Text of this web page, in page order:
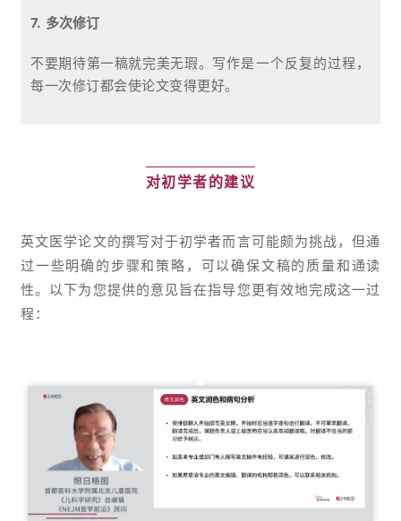
7. 多次修订
不要期待第一稿就完美无瑕。 写作是一个反复的过程，
每一次修订都会使论文变得更好。
对初学者的建议
英文医学论文的撰写对于初学者而言可能颇为挑战，但通
过一些明确的步骤和策略，可以确保文稿的质量和通读
性。以下为您提供的意见旨在指导您更有效地完成这一过
程：